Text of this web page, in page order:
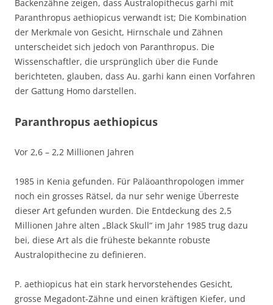
Backenzähne zeigen, dass Australopithecus garhi mit
Paranthropus aethiopicus verwandt ist; Die Kombination
der Merkmale von Gesicht, Hirnschale und Zähnen
unterscheidet sich jedoch von Paranthropus. Die
Wissenschaftler, die ursprünglich über die Funde
berichteten, glauben, dass Au. garhi kann einen Vorfahren
der Gattung Homo darstellen.
Paranthropus aethiopicus
Vor 2,6 – 2,2 Millionen Jahren
1985 in Kenia gefunden. Für Paläoanthropologen immer
noch ein grosses Rätsel, da nur sehr wenige Überreste
dieser Art gefunden wurden. Die Entdeckung des 2,5
Millionen Jahre alten „Black Skull“ im Jahr 1985 trug dazu
bei, diese Art als die früheste bekannte robuste
Australopithecine zu definieren.
P. aethiopicus hat ein stark hervorstehendes Gesicht,
grosse Megadont-Zähne und einen kräftigen Kiefer, und